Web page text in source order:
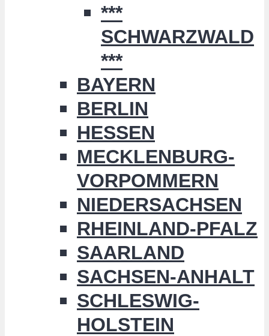
***
SCHWARZWALD
***
BAYERN
BERLIN
HESSEN
MECKLENBURG-
VORPOMMERN
NIEDERSACHSEN
RHEINLAND-PFALZ
SAARLAND
SACHSEN-ANHALT
SCHLESWIG-
HOLSTEIN